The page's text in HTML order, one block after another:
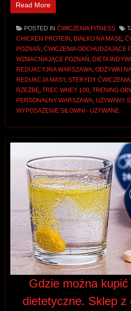
Read More
POSTED IN ĆWICZENIA FITNESS
CHICKEN PROTEIN BIAŁKO NA MASĘ
POZNAŃ ĆWICZENIA ODCHUDZAJĄCE
WZMACNIAJĄCE POZNAŃ DIETA
REDUKCYJNA WARSZAWA ODŻYWKI
REDUKCJA MASY, STERYDY ĆWICZENIA
RZEŹBĘ TREC WHEY 100 TRENING
PERSONALNY WARSZAWA UŻYWANY
WYPOSAŻENIE SIŁOWNI - UŻYWANE
Gdzie można
dietetyczne. Sklep z